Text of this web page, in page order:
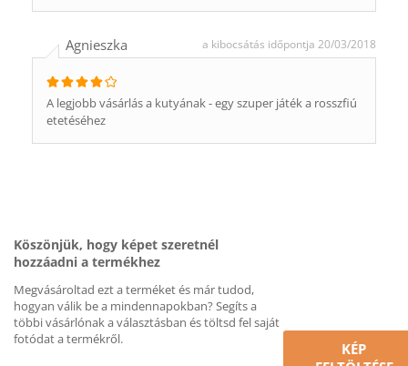
Agnieszka a kibocsátás időpontja 20/03/2018
A legjobb vásárlás a kutyának - egy szuper játék a rosszfiú
etetéséhez
Köszönjük, hogy képet szeretnél
hozzáadni a termékhez
Megvásároltad ezt a terméket és már tudod,
hogyan válik be a mindennapokban? Segíts a
többi vásárlónak a választásban és töltsd fel saját
fotódat a termékről.
KÉP